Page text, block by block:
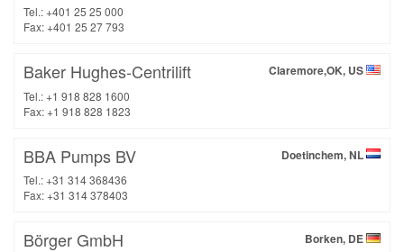
Tel.: +401 25 25 000
Fax: +401 25 27 793
Claremore,OK, US
Baker Hughes-Centrilift
Tel.: +1 918 828 1600
Fax: +1 918 828 1823
Doetinchem, NL
BBA Pumps BV
Tel.: +31 314 368436
Fax: +31 314 378403
Borken, DE
Börger GmbH